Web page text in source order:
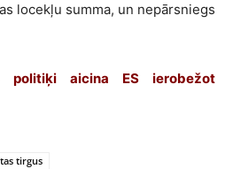
locekļu summa, un nepārsniegs
politiķi aicina ES ierobežot
tirgus